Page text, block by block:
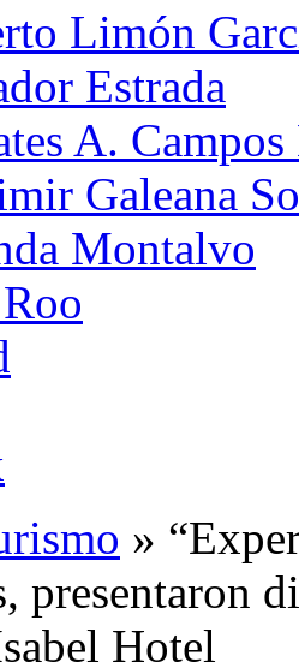
Limón
Estrada
A.
Galeana
Montalvo
»
presentaron
Hotel